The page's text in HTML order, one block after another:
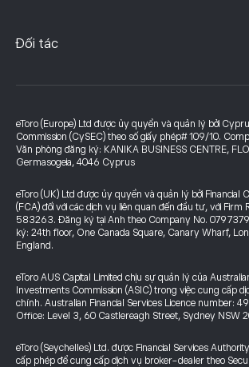
Đối tác
eToro (Europe) Ltd được ủy quyền và quản lý bởi
Commission (CySEC) theo số giấy phép# 109/10.
Văn phòng đăng ký: KANIKA BUSINESS CENTRE,
Germasogeia, 4046 Cyprus
eToro (UK) Ltd được ủy quyền và quản lý bởi Financial
(FCA) đối với các dịch vụ liên quan đến đầu tư, với Firm
583263. Đăng ký tại Anh theo Company No.
ký: 24th floor, One Canada Square, Canary Wharf,
England.
eToro AUS Capital Limited chịu sự quản lý của
Investments Commission (ASIC) trong việc cung cấp
chính. Australian Financial Services Licence number:
Office: Level 3, 60 Castlereagh Street, Sydney NSW
eToro (Seychelles) Ltd. được Financial Services
cấp phép để cung cấp dịch vụ broker-dealer theo